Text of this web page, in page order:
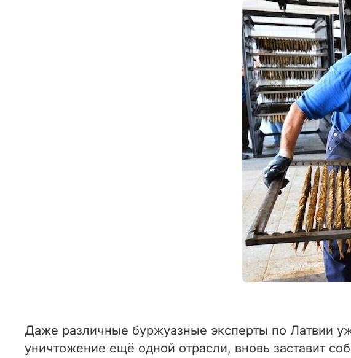
Даже различные буржуазные эксперты по Латвии
уничтожение ещё одной отрасли, вновь заставит